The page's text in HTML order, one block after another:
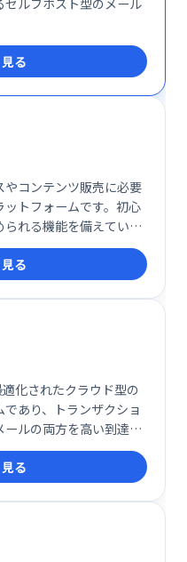
る
コンテンツ販売に必要
トフォームです。初心
れる機能を備えていま
る
化されたクラウド型の
あり、トランザクショ
ルの両方を高い到達率
化したソリューションで
ォーマンスに加え、開
視した設計により、
中心に注目を集めていま
る